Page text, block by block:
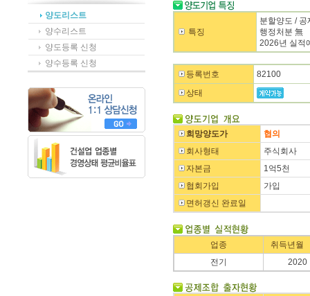
양도리스트
양수리스트
양도등록 신청
양수등록 신청
특징
분할양도 / 공
행정처분 無
2026년 실적
등록번호
82100
상태
희망양도가
협의
회사형태
주식회사
자본금
1억5천
협회가입
가입
면허갱신 완료일
업종
취득년월
전기
2020